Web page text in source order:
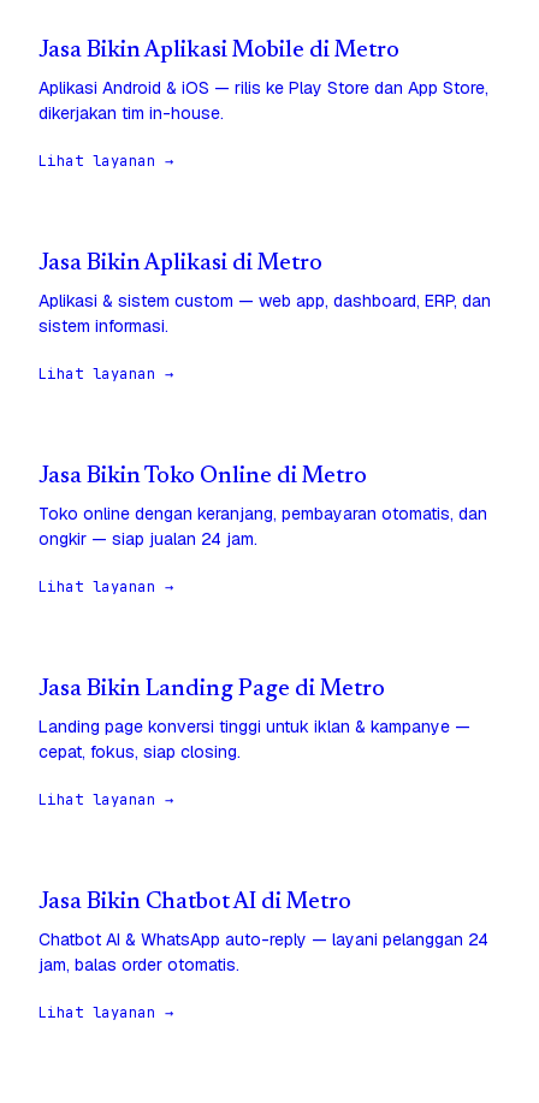
Jasa Bikin Aplikasi Mobile di Metro
Aplikasi Android & iOS — rilis ke Play Store dan App Store,
dikerjakan tim in-house.
Lihat layanan →
Jasa Bikin Aplikasi di Metro
Aplikasi & sistem custom — web app, dashboard, ERP, dan
sistem informasi.
Lihat layanan →
Jasa Bikin Toko Online di Metro
Toko online dengan keranjang, pembayaran otomatis, dan
ongkir — siap jualan 24 jam.
Lihat layanan →
Jasa Bikin Landing Page di Metro
Landing page konversi tinggi untuk iklan & kampanye —
cepat, fokus, siap closing.
Lihat layanan →
Jasa Bikin Chatbot AI di Metro
Chatbot AI & WhatsApp auto-reply — layani pelanggan 24
jam, balas order otomatis.
Lihat layanan →